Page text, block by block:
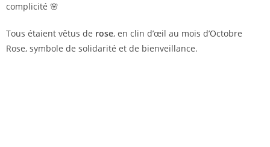
complicité 🌸
Tous étaient vêtus de rose, en clin d’œil au mois d’Octobre
Rose, symbole de solidarité et de bienveillance.